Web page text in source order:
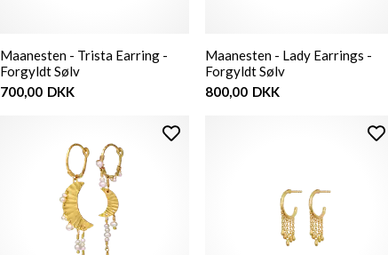
Maanesten - Trista Earring -
Forgyldt Sølv
700,00 DKK
Maanesten - Lady Earrings -
Forgyldt Sølv
800,00 DKK